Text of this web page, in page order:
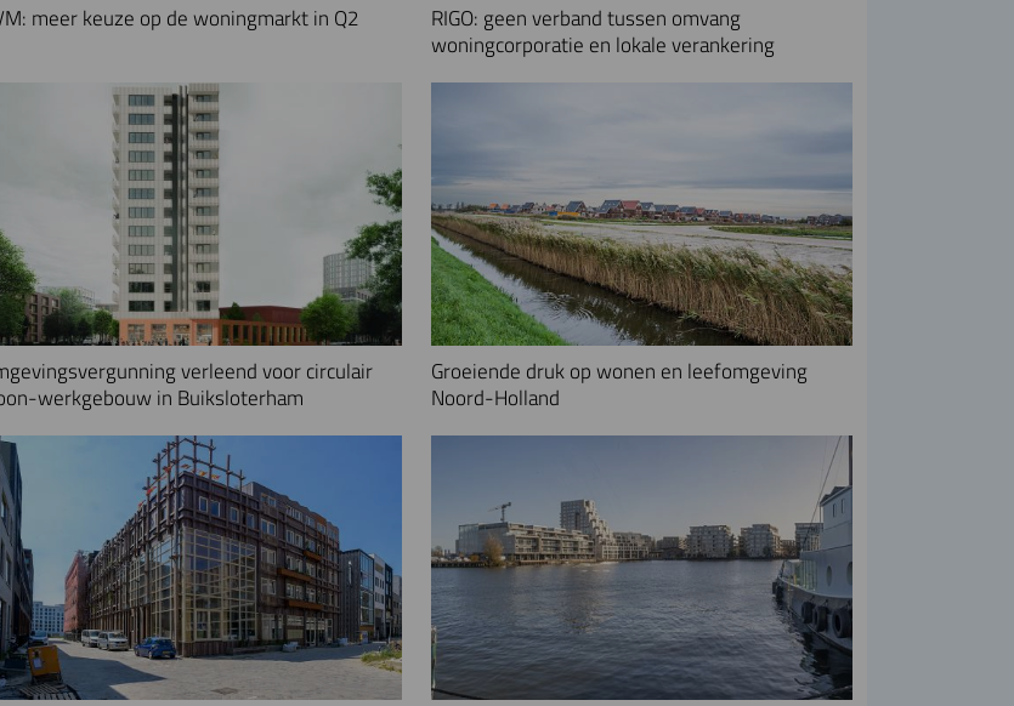
meer keuze op de woningmarkt in Q2
RIGO: geen verband tussen omvang
woningcorporatie en lokale verankering
verleend voor circulair
werkgebouw in Buiksloterham
Groeiende druk op wonen en leefomgeving
Noord-Holland